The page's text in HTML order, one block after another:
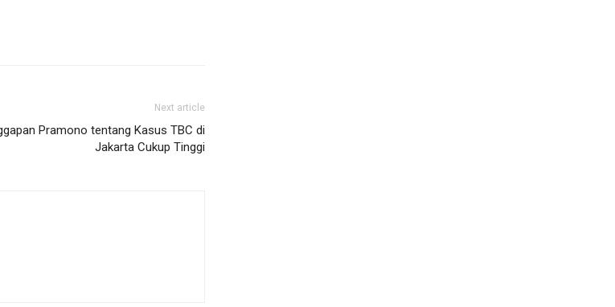
Next article
Pramono tentang Kasus TBC di
Jakarta Cukup Tinggi